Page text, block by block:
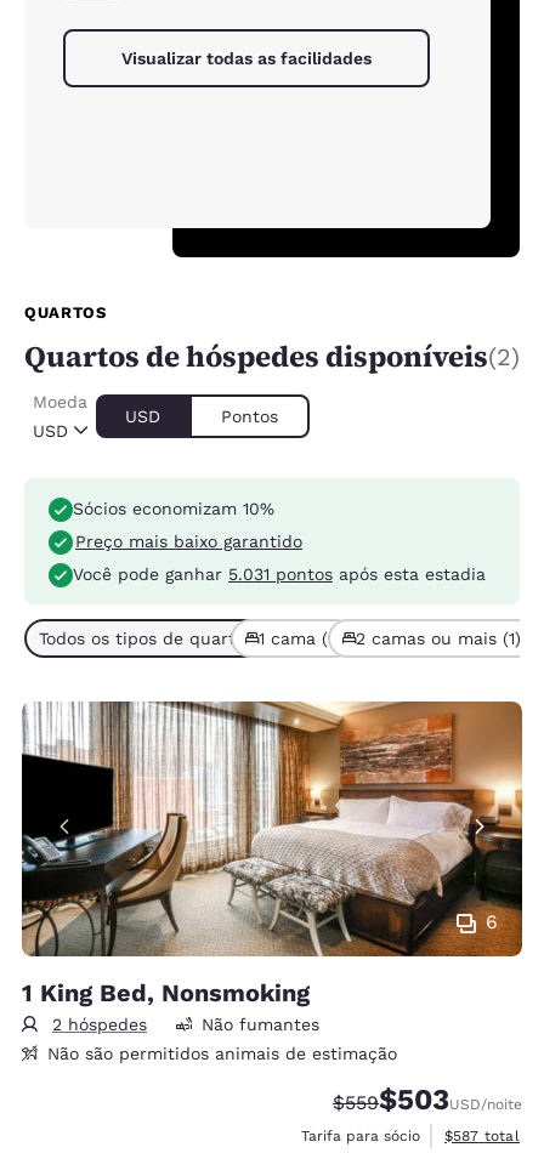
Visualizar todas as facilidades
QUARTOS
Quartos de hóspedes disponíveis(2)
USD
Moeda
USD Pontos
Sócios economizam 10%
Preço mais baixo garantido
Você pode ganhar 5.031 pontos após esta estadia
Todos os tipos de quarto (2)1 cama (1) 2 camas ou mais (1)
6
1 King Bed, Nonsmoking
2 hóspedes
Não fumantes
Não são permitidos animais de estimação
Tarifa anterior
$559Tarifa com
$503USD/noite
Tarifa para sócio
Exibir
$587 total